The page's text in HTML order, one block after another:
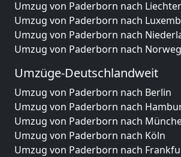
Umzug von Paderborn nach
Umzug von Paderborn nach
Umzug von Paderborn nach
Umzug von Paderborn nach
Umzüge-Deutschlandweit
Umzug von Paderborn nach Berlin
Umzug von Paderborn nach
Umzug von Paderborn nach
Umzug von Paderborn nach Köln
Umzug von Paderborn nach